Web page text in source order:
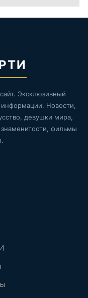
Эксклюзивный
Новости,
девушки мира,
фильмы